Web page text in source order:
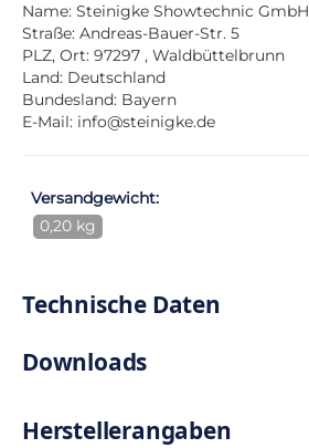
Name: Steinigke Showtechnic GmbH
Straße: Andreas-Bauer-Str. 5
PLZ, Ort: 97297 , Waldbüttelbrunn
Land: Deutschland
Bundesland: Bayern
E-Mail: info@steinigke.de
Versandgewicht:
0,20 kg
Technische Daten
Downloads
Herstellerangaben